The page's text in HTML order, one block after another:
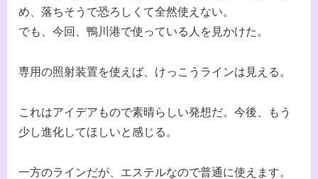
め、落ちそうで恐ろしくて全然使えない。
でも、今回、鴨川港で使っている人を見かけた。
専用の照射装置を使えば、けっこうラインは見える。
これはアイデアもので素晴らしい発想だ。今後、もう
少し進化してほしいと感じる。
一方のラインだが、エステルなので普通に使えます。